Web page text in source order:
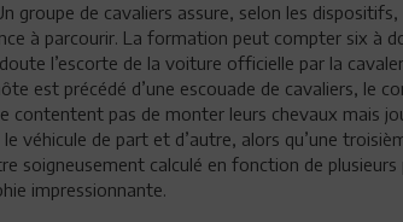
groupe de cavaliers assure, selon les
à parcourir. La formation peut compter six à
l’escorte de la voiture officielle par la
est précédé d’une escouade de cavaliers, le
contentent pas de monter leurs chevaux mais
véhicule de part et d’autre, alors qu’une
soigneusement calculé en fonction de
impressionnante.